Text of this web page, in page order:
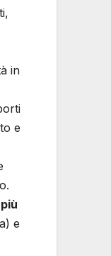
in
e
più
e